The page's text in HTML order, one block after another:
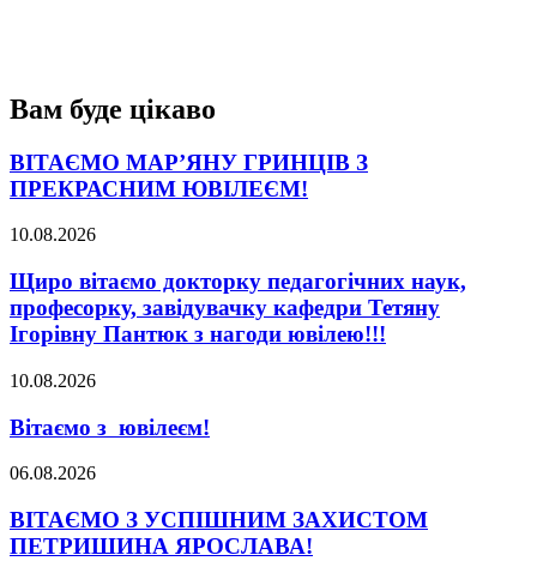
Вам буде цікаво
ВІТАЄМО МАР’ЯНУ ГРИНЦІВ З
ПРЕКРАСНИМ ЮВІЛЕЄМ!
10.08.2026
Щиро вітаємо докторку педагогічних наук,
професорку, завідувачку кафедри Тетяну
Ігорівну Пантюк з нагоди ювілею!!!
10.08.2026
Вітаємо з ювілеєм!
06.08.2026
ВІТАЄМО З УСПІШНИМ ЗАХИСТОМ
ПЕТРИШИНА ЯРОСЛАВА!